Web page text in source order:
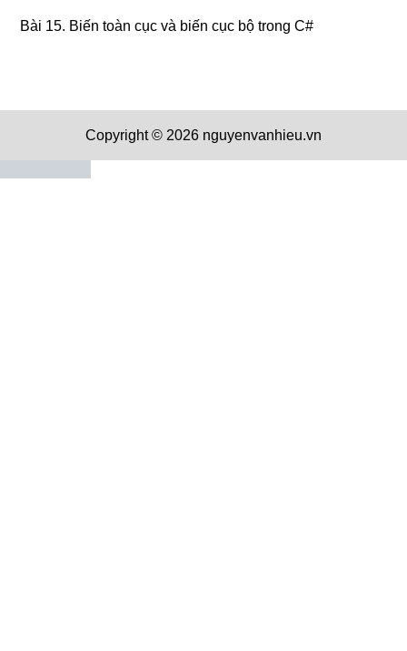
Bài 15. Biến toàn cục và biến cục bộ trong C#
Copyright © 2026 nguyenvanhieu.vn